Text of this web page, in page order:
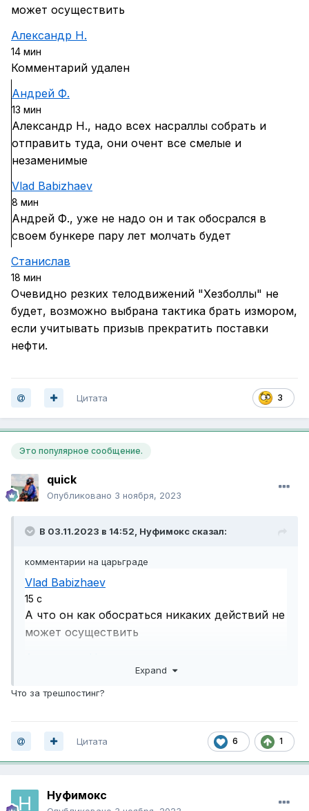
может осуществить
Александр Н.
14 мин
Комментарий удален
Андрей Ф.
13 мин
Александр Н., надо всех насраллы собрать и
отправить туда, они очент все смелые и
незаменимые
Vlad Babizhaev
8 мин
Андрей Ф., уже не надо он и так обосрался в
своем бункере пару лет молчать будет
Станислав
18 мин
Очевидно резких телодвижений "Хезболлы" не
будет, возможно выбрана тактика брать измором,
если учитывать призыв прекратить поставки
нефти.
3
Цитата
Это популярное сообщение.
quick
Опубликовано 3 ноября, 2023
В 03.11.2023 в 14:52, Нуфимокс сказал:
комментарии на царьграде
Vlad Babizhaev
15 с
А что он как обосраться никаких действий не
может осуществить
Комментарий удален
Александр Н., надо всех насраллы собрать и
отправить туда, они очент все смелые и
Vlad Babizhaev
Expand
Что за трешпостинг?
6 1
Цитата
Нуфимокс